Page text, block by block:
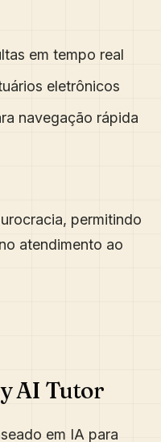
em tempo real
eletrônicos
navegação rápida
permitindo
atendimento ao
AI Tutor
em IA para